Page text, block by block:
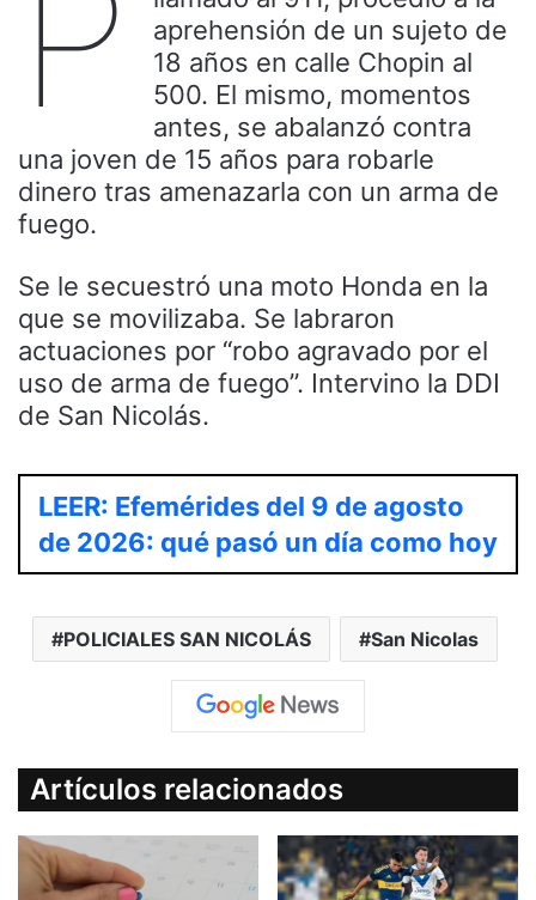
aprehensión de un sujeto de
18 años en calle Chopin al
500. El mismo, momentos
antes, se abalanzó contra
una joven de 15 años para robarle
dinero tras amenazarla con un arma de
fuego.
Se le secuestró una moto Honda en la
que se movilizaba. Se labraron
actuaciones por “robo agravado por el
uso de arma de fuego”. Intervino la DDI
de San Nicolás.
LEER: Efemérides del 9 de agosto
de 2026: qué pasó un día como hoy
POLICIALES SAN NICOLÁS San Nicolas
Artículos relacionados